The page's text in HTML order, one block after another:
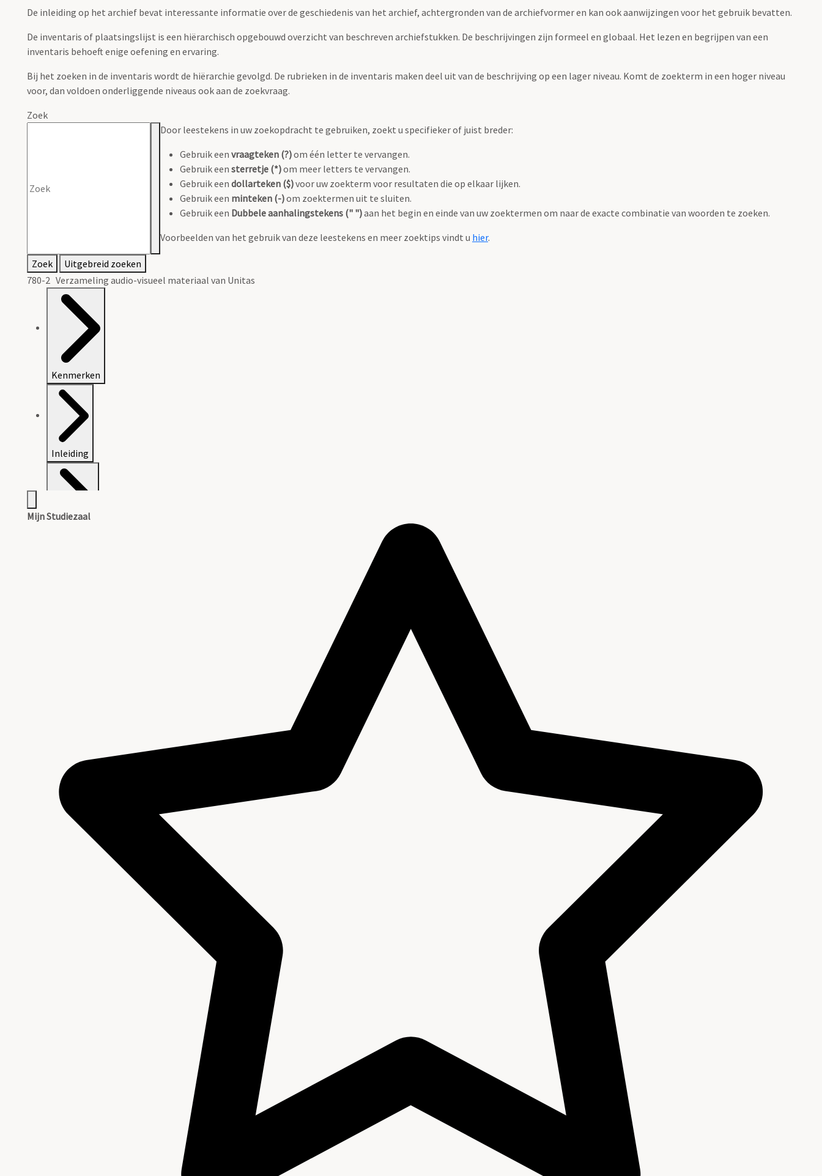
De inleiding op het archief bevat interessante informatie over de geschiedenis van het archief, achtergronden van de archiefvormer en kan ook aanwijzingen voor het gebruik bevatten.
De inventaris of plaatsingslijst is een hiërarchisch opgebouwd overzicht van beschreven archiefstukken. De beschrijvingen zijn formeel en globaal. Het lezen en begrijpen van een
inventaris behoeft enige oefening en ervaring.
Bij het zoeken in de inventaris wordt de hiërarchie gevolgd. De rubrieken in de inventaris maken deel uit van de beschrijving op een lager niveau. Komt de zoekterm in een hoger niveau
voor, dan voldoen onderliggende niveaus ook aan de zoekvraag.
Zoek
Door leestekens in uw zoekopdracht te gebruiken, zoekt u specifieker of juist breder:
Gebruik een vraagteken (?)om één letter te vervangen.
Gebruik een sterretje (*)om meer letters te vervangen.
Gebruik een dollarteken ($)voor uw zoekterm voor resultaten die op elkaar lijken.
Gebruik een minteken (-)om zoektermen uit te sluiten.
Gebruik een Dubbele aanhalingstekens (" ")aan het begin en einde van uw zoektermen om naar de exacte combinatie van woorden te zoeken.
Voorbeelden van het gebruik van deze leestekens en meer zoektips vindt u hier.
Zoek
Uitgebreid zoeken
780-2 Verzameling audio-visueel materiaal van Unitas
Kenmerken
Inleiding
Mijn Studiezaal